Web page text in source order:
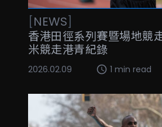
[NEWS]
香港田徑系列賽暨場地競
米競走港青紀錄
2026.02.09 1 min read